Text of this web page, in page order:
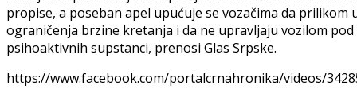
propise, a poseban apel upućuje se vozačima da
ograničenja brzine kretanja i da ne upravljaju vozilom
psihoaktivnih supstanci, prenosi Glas Srpske.
https://www.facebook.com/portalcrnahronika/videos/